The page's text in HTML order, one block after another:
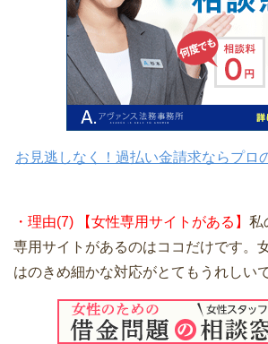
お見逃しなく！過払い金請求ならプロ
・理由(7) 【女性専用サイトがある】 私
専用サイトがあるのはココだけです。
はのきめ細かな対応がとてもうれしい